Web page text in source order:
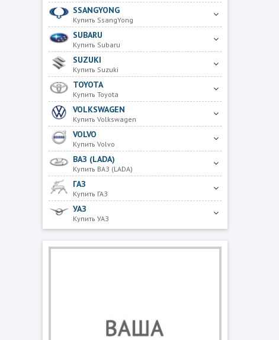
SSANGYONG
Купить SsangYong
SUBARU
Купить Subaru
SUZUKI
Купить Suzuki
TOYOTA
Купить Toyota
VOLKSWAGEN
Купить Volkswagen
VOLVO
Купить Volvo
ВАЗ (LADA)
Купить ВАЗ (LADA)
ГАЗ
Купить ГАЗ
УАЗ
Купить УАЗ